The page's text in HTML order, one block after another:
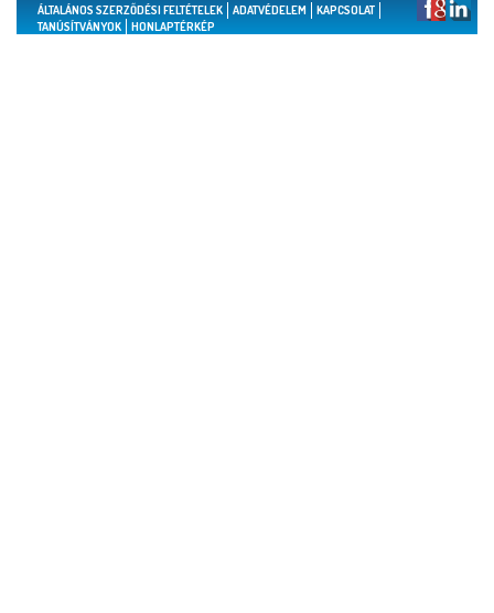
ÁLTALÁNOS SZERZŐDÉSI FELTÉTELEK ADATVÉDELEM
KAPCSOLAT
TANÚSÍTVÁNYOK
HONLAPTÉRKÉP